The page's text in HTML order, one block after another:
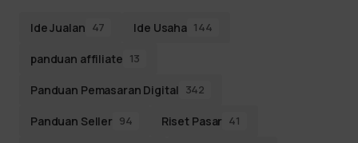
Ide Jualan 47 Ide Usaha 144
panduan affiliate 13
Panduan Pemasaran Digital 342
Panduan Seller 94 Riset Pasar 41